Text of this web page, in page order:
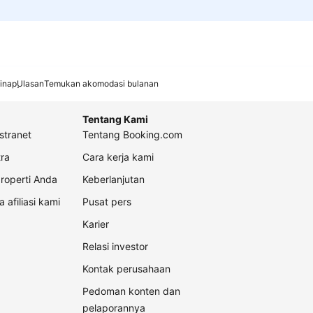
UlasanTemukan akomodasi bulanan
Anda
afiliasi kami
Tentang Kami
Tentang Booking.com
Cara kerja kami
Keberlanjutan
Pusat pers
Karier
Relasi investor
Kontak perusahaan
Pedoman konten dan
pelaporannya